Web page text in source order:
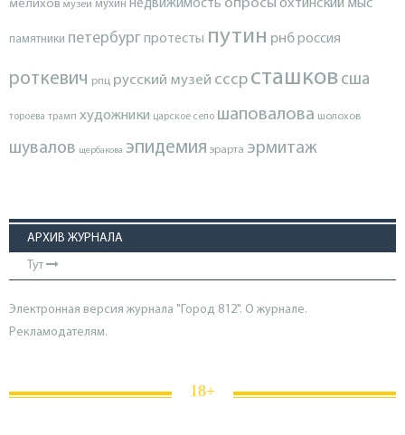
мелихов музеи мухин недвижимость опросы охтинский мыс
памятники петербургпротесты путин рнброссия
роткевич рпц русский музей ссср сташков сша
тороева трамп художники царское село шаповалова шолохов
шувалов щербакова эпидемия эрарта эрмитаж
АРХИВ ЖУРНАЛА
Тут
Электронная версия журнала "Город 812". О журнале.
Рекламодателям.
18+